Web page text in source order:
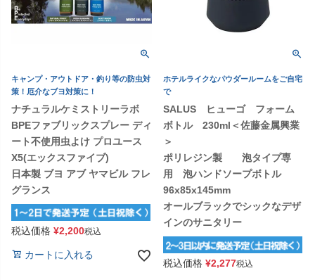
キャンプ・アウトドア・釣り等の防虫対
策！厄介なブヨ対策に！
ナチュラルケミストリーラボ
BPEファブリックスプレー ディ
ート不使用虫よけ プロユース
X5(エックスファイブ)
日本製 ブヨ アブ ヤマビル フレ
グランス
税込価格 ¥2,200税込
カートに入れる
ホテルライクなパウダールームをご自宅
で
SALUS ヒューゴ フォーム
ボトル 230ml＜佐藤金属興業
＞
ポリレジン製 泡タイプ専
用 泡ハンドソープボトル
96x85x145mm
オールブラックでシックなデザ
インのサニタリー
税込価格 ¥2,277税込